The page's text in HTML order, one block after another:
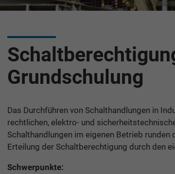
Grundschulung
Das Durchführen von Schalthandlungen in
rechtlichen, elektro- und
Schalthandlungen im eigenen Betrieb
Erteilung der Schaltberechtigung durch den
Schwerpunkte: